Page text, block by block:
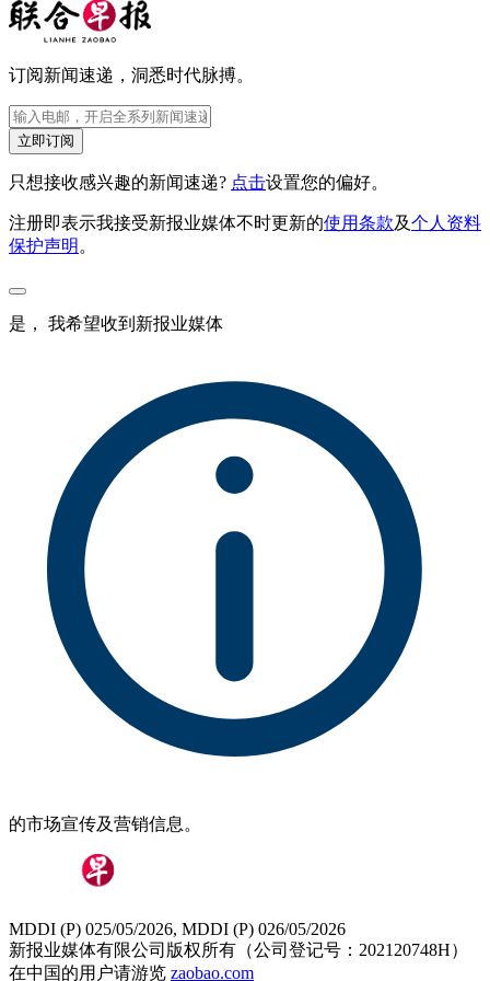
订阅新闻速递，洞悉时代脉搏。
立即订阅
只想接收感兴趣的新闻速递? 点击设置您的偏好。
注册即表示我接受新报业媒体不时更新的使用条款及个人资料
保护声明 。
是， 我希望收到新报业媒体
的市场宣传及营销信息。
MDDI (P) 025/05/2026, MDDI (P) 026/05/2026
新报业媒体有限公司版权所有（公司登记号：202120748H）
在中国的用户请游览 zaobao.com